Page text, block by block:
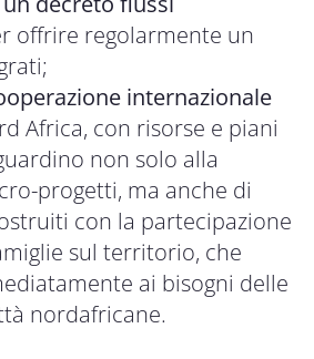
offrire regolarmente un
internazionale
Africa, con risorse e piani
non solo alla
progetti, ma anche di
con la partecipazione
sul territorio, che
ai bisogni delle
nordafricane.